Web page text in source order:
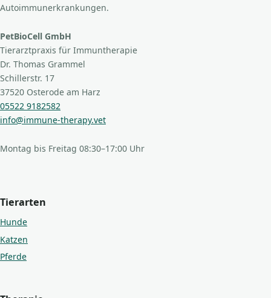
Autoimmunerkrankungen.
PetBioCell GmbH
Tierarztpraxis für Immuntherapie
Dr. Thomas Grammel
Schillerstr. 17
37520 Osterode am Harz
05522 9182582
info@immune-therapy.vet
Montag bis Freitag 08:30–17:00 Uhr
Tierarten
Hunde
Katzen
Pferde